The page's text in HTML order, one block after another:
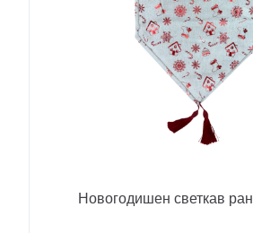
Новогодишен светкав